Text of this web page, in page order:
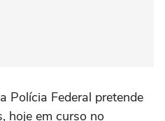
Polícia Federal pretende
hoje em curso no